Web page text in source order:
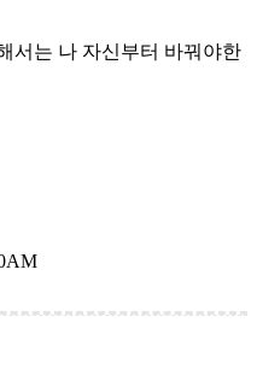
서는 나 자신부터 바꿔야한